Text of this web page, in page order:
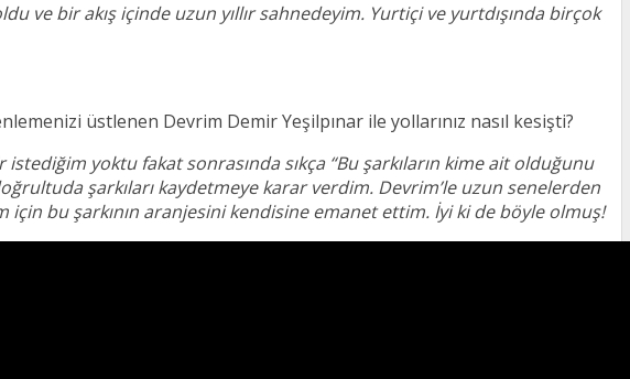
ve bir akış içinde uzun yıllır sahnedeyim. Yurtiçi ve yurtdışında birçok
üstlenen Devrim Demir Yeşilpınar ile yollarınız nasıl kesişti?
yoktu fakat sonrasında sıkça “Bu şarkıların kime ait olduğunu
şarkıları kaydetmeye karar verdim. Devrim’le uzun senelerden
için bu şarkının aranjesini kendisine emanet ettim. İyi ki de böyle olmuş!